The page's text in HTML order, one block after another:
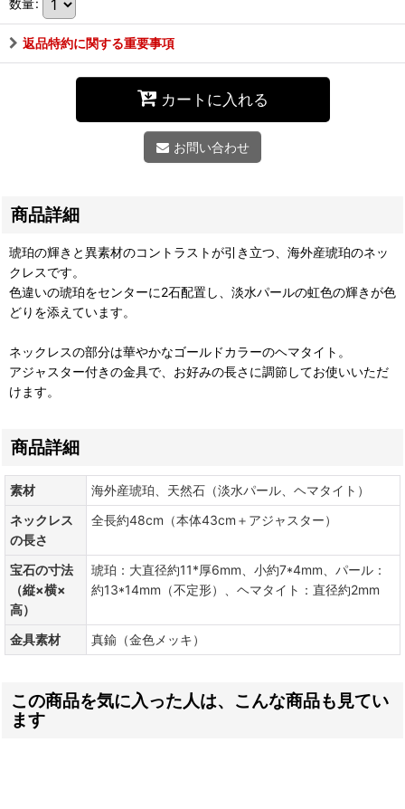
返品特約に関する重要事項
カートに入れる
お問い合わせ
商品詳細
琥珀の輝きと異素材のコントラストが引き立つ、海外産琥珀のネッ
クレスです。
色違いの琥珀をセンターに2石配置し、淡水パールの虹色の輝きが色
どりを添えています。
ネックレスの部分は華やかなゴールドカラーのヘマタイト。
アジャスター付きの金具で、お好みの長さに調節してお使いいただ
けます。
商品詳細
素材
海外産琥珀、天然石（淡水パール、ヘマタイト）
ネックレス
の長さ
全長約48cm（本体43cm＋アジャスター）
宝石の寸法
（縦×横×
高）
琥珀：大直径約11*厚6mm、小約7*4mm、パール：
約13*14mm（不定形）、ヘマタイト：直径約2mm
金具素材 真鍮（金色メッキ）
この商品を気に入った人は、こんな商品も見てい
ます